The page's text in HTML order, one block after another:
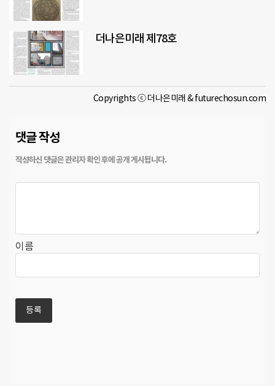
더나은미래 제78호
Copyrights ⓒ 더나은미래 & futurechosun.com
댓글 작성
이름